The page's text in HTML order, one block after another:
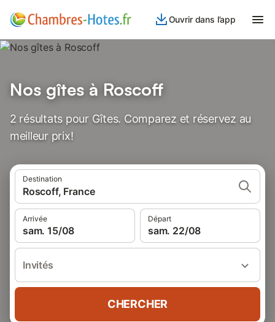
Ouvrir dans l’app
Nos gîtes à Roscoff
2 résultats pour Gîtes. Comparez et réservez au
meilleur prix!
Destination
Roscoff, France
Arrivée
sam. 15/08
Départ
sam. 22/08
Invités
CHERCHER